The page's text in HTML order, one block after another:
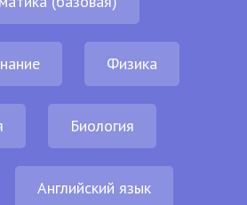
Физика
Биология
Английский язык